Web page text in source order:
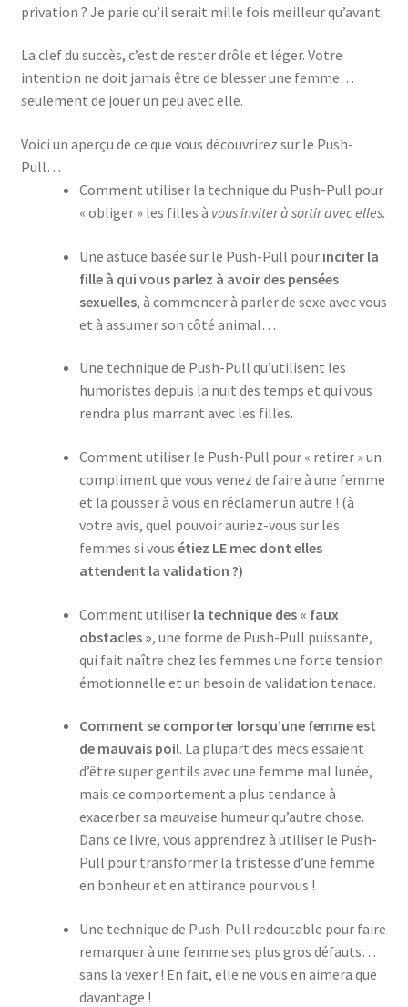
privation ? Je parie qu’il serait mille fois meilleur qu’avant.
La clef du succès, c’est de rester drôle et léger. Votre
intention ne doit jamais être de blesser une femme…
seulement de jouer un peu avec elle.
Voici un aperçu de ce que vous découvrirez sur le Push-
Pull…
Comment utiliser la technique du Push-Pull pour
« obliger » les filles à vous inviter à sortir avec elles.
Une astuce basée sur le Push-Pull pour inciter la
fille à qui vous parlez à avoir des pensées
sexuelles, à commencer à parler de sexe avec vous
et à assumer son côté animal…
Une technique de Push-Pull qu’utilisent les
humoristes depuis la nuit des temps et qui vous
rendra plus marrant avec les filles.
Comment utiliser le Push-Pull pour « retirer » un
compliment que vous venez de faire à une femme
et la pousser à vous en réclamer un autre ! (à
votre avis, quel pouvoir auriez-vous sur les
femmes si vous étiez LE mec dont elles
attendent la validation ?)
Comment utiliser la technique des « faux
obstacles », une forme de Push-Pull puissante,
qui fait naître chez les femmes une forte tension
émotionnelle et un besoin de validation tenace.
Comment se comporter lorsqu’une femme est
de mauvais poil. La plupart des mecs essaient
d’être super gentils avec une femme mal lunée,
mais ce comportement a plus tendance à
exacerber sa mauvaise humeur qu’autre chose.
Dans ce livre, vous apprendrez à utiliser le Push-
Pull pour transformer la tristesse d’une femme
en bonheur et en attirance pour vous !
Une technique de Push-Pull redoutable pour faire
remarquer à une femme ses plus gros défauts…
sans la vexer ! En fait, elle ne vous en aimera que
davantage !